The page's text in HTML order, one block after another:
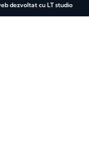
dezvoltat cu LT studio